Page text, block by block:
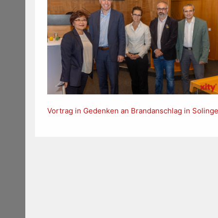
Vortrag in Gedenken an Brandanschlag in